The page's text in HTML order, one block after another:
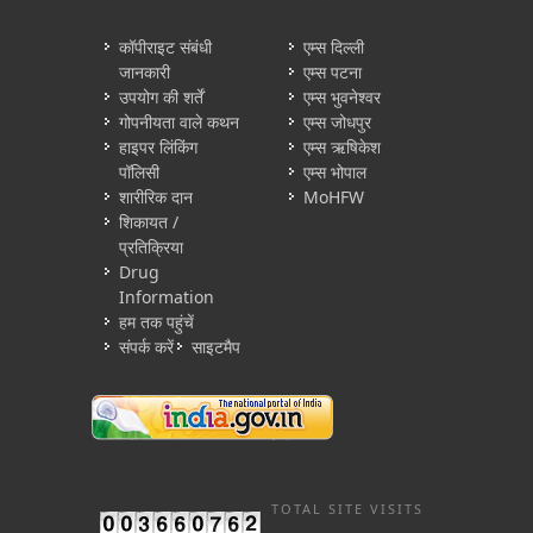
कॉपीराइट संबंधी
जानकारी
उपयोग की शर्तें
गोपनीयता वाले कथन
हाइपर लिंकिंग
पॉलिसी
शारीरिक दान
शिकायत /
प्रतिक्रिया
Drug
Information
हम तक पहुंचें
संपर्क करें
साइटमैप
एम्स दिल्ली
एम्स पटना
एम्स भुवनेश्वर
एम्स जोधपुर
एम्स ऋषिकेश
एम्स भोपाल
MoHFW
TOTAL SITE VISITS